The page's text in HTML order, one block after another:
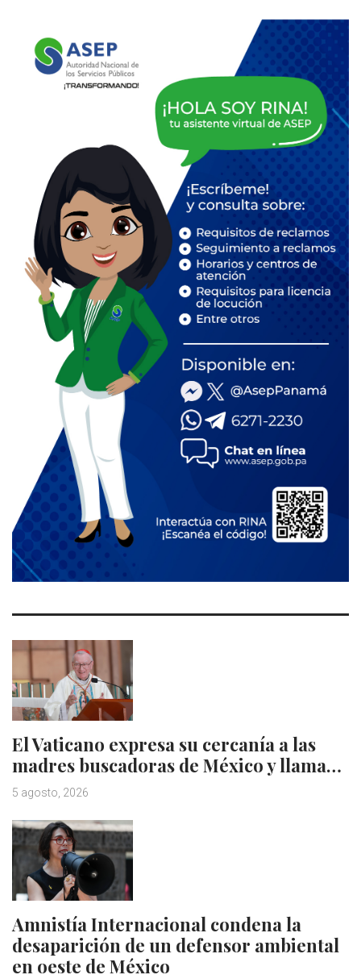
El Vaticano expresa su cercanía a las
madres buscadoras de México y llama…
5 agosto, 2026
Amnistía Internacional condena la
desaparición de un defensor ambiental
en oeste de México